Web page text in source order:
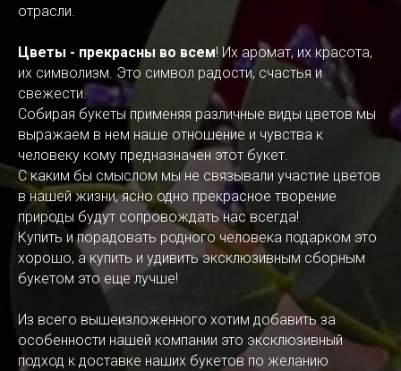
отрасли.
Цветы - прекрасны во всем! Их аромат, их красота,
их символизм. Это символ радости, счастья и
свежести.
Собирая букеты применяя различные виды цветов мы
выражаем в нем наше отношение и чувства к
человеку кому предназначен этот букет.
С каким бы смыслом мы не связывали участие цветов
в нашей жизни, ясно одно прекрасное творение
природы будут сопровождать нас всегда!
Купить и порадовать родного человека подарком это
хорошо, а купить и удивить эксклюзивным сборным
букетом это еще лучше!
Из всего вышеизложенного хотим добавить за
особенности нашей компании это эксклюзивный
подход к доставке наших букетов по желанию